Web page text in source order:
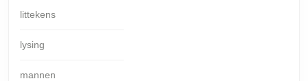
littekens
lysing
mannen